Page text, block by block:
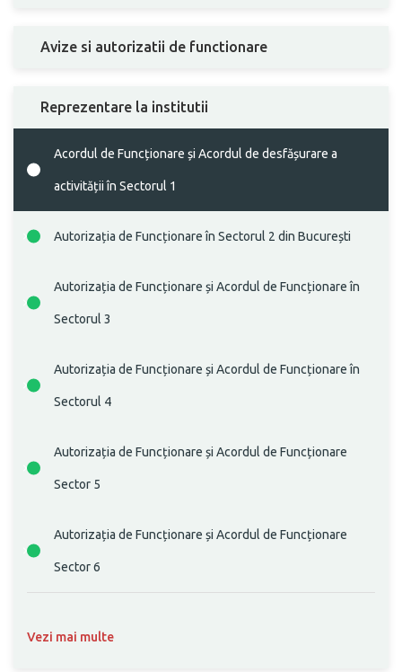
Avize si autorizatii de functionare
Reprezentare la institutii
Acordul de Funcționare și Acordul de desfășurare a
activității în Sectorul 1
Autorizația de Funcționare în Sectorul 2 din București
Autorizația de Funcționare și Acordul de Funcționare în
Sectorul 3
Autorizația de Funcționare și Acordul de Funcționare în
Sectorul 4
Autorizația de Funcționare și Acordul de Funcționare
Sector 5
Autorizația de Funcționare și Acordul de Funcționare
Sector 6
Vezi mai multe